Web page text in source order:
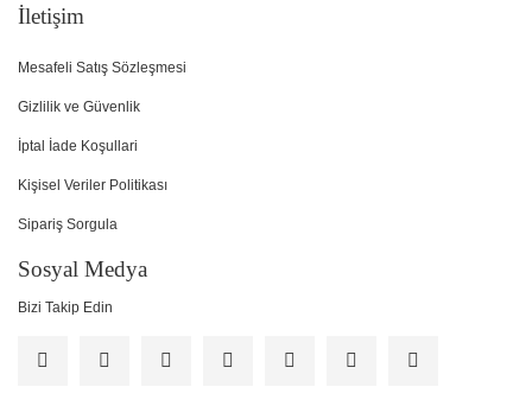
İletişim
Mesafeli Satış Sözleşmesi
Gizlilik ve Güvenlik
İptal İade Koşullari
Kişisel Veriler Politikası
Sipariş Sorgula
Sosyal Medya
Bizi Takip Edin